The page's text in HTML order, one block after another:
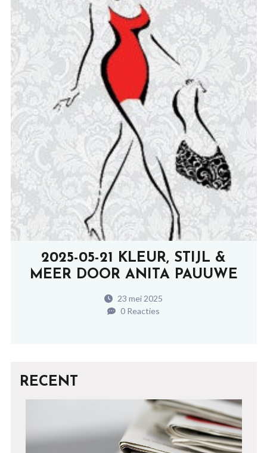
2025-05-21 KLEUR, STIJL &
MEER DOOR ANITA PAUUWE
23 mei 2025
0 Reacties
RECENT